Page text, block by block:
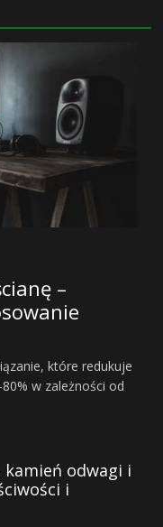
–
które redukuje
w zależności od
kamień odwagi i
i